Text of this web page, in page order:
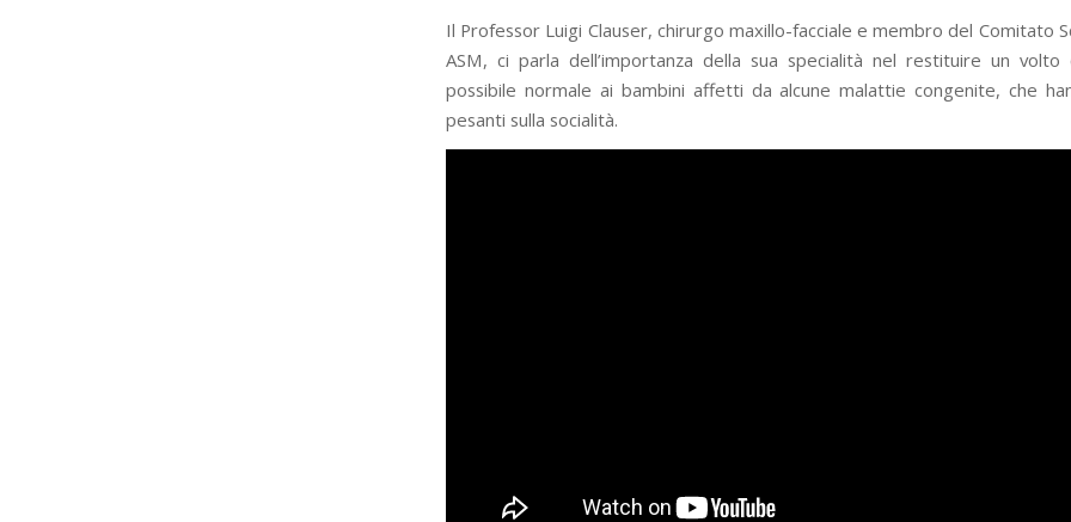
Il Professor Luigi Clauser, chirurgo maxillo-facciale e membro del Comitato
ASM, ci parla dell’importanza della sua specialità nel restituire un volto
possibile normale ai bambini affetti da alcune malattie congenite, che
pesanti sulla socialità.